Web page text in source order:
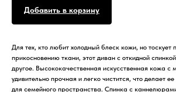
Добавить в корзину
Для тех, кто любит холодный блеск кожи, но тоскует
прикосновению ткани, этот диван с откидной
другое. Высококачественная искусственная кожа с
удивительно прочная и легко чистится, что делает
для семейного пространства. Спинка с